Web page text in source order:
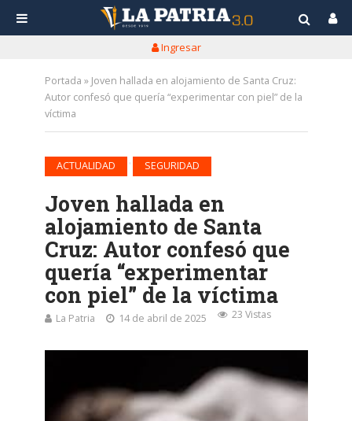
Ingresar
Portada » Joven hallada en alojamiento de Santa Cruz:
Autor confesó que quería “experimentar con piel” de la
víctima
ACTUALIDAD SEGURIDAD
Joven hallada en
alojamiento de Santa
Cruz: Autor confesó que
quería “experimentar
con piel” de la víctima
La Patria 14 de abril de 2025 23 Vistas